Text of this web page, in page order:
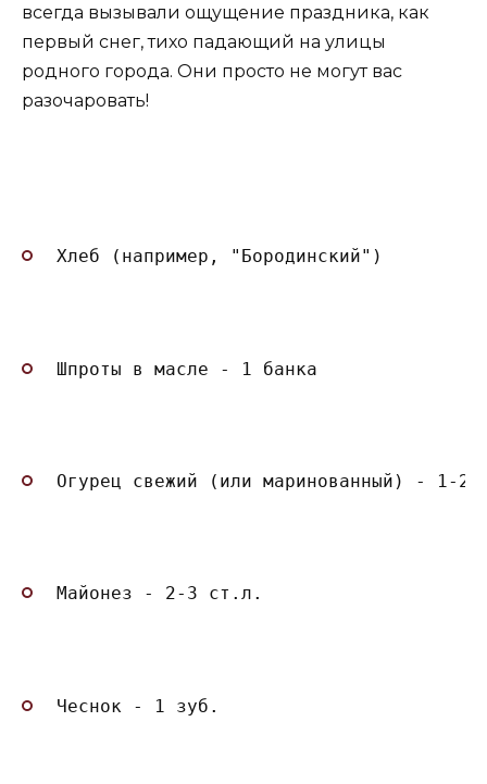
всегда вызывали ощущение праздника, как
первый снег, тихо падающий на улицы
родного города. Они просто не могут вас
разочаровать!
Хлеб (например, "Бородинский")
Шпроты в масле - 1 банка
Огурец свежий (или маринованный) - 1-2
Майонез - 2-3 ст.л.
Чеснок - 1 зуб.